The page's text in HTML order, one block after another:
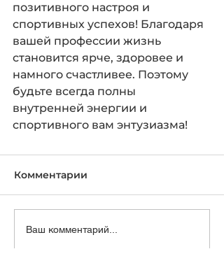
позитивного настроя и
спортивных успехов! Благодаря
вашей профессии жизнь
становится ярче, здоровее и
намного счастливее. Поэтому
будьте всегда полны
внутренней энергии и
спортивного вам энтузиазма!
Комментарии
Ваш комментарий...